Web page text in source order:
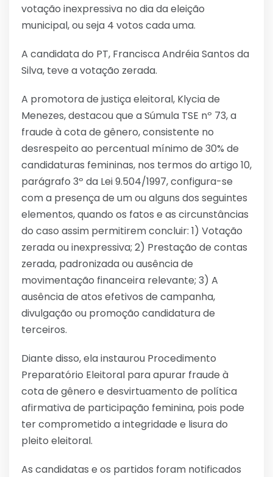
votação inexpressiva no dia da eleição
municipal, ou seja 4 votos cada uma.
A candidata do PT, Francisca Andréia Santos da
Silva, teve a votação zerada.
A promotora de justiça eleitoral, Klycia de
Menezes, destacou que a Súmula TSE nº 73, a
fraude à cota de gênero, consistente no
desrespeito ao percentual mínimo de 30% de
candidaturas femininas, nos termos do artigo 10,
parágrafo 3º da Lei 9.504/1997, configura-se
com a presença de um ou alguns dos seguintes
elementos, quando os fatos e as circunstâncias
do caso assim permitirem concluir: 1) Votação
zerada ou inexpressiva; 2) Prestação de contas
zerada, padronizada ou ausência de
movimentação financeira relevante; 3) A
ausência de atos efetivos de campanha,
divulgação ou promoção candidatura de
terceiros.
Diante disso, ela instaurou Procedimento
Preparatório Eleitoral para apurar fraude à
cota de gênero e desvirtuamento de política
afirmativa de participação feminina, pois pode
ter comprometido a integridade e lisura do
pleito eleitoral.
As candidatas e os partidos foram notificados